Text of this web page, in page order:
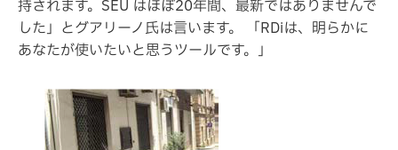
持されます。SEU はほぼ20年間、最新ではありませんで
した」とグアリーノ氏は言います。 「RDiは、明らかに
あなたが使いたいと思うツールです。」